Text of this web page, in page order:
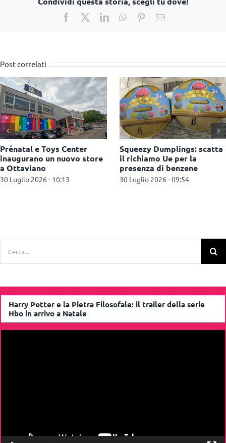
Facebook
X LinkedInWhatsApp
PinterestEmail
Post correlati
AliExpress: maxi multa da
550 milioni di euro per la
vendita di prodotti illegali
27 Luglio 2026 - 11:09
Kind + Jugend 2026, a
Colonia il settore baby
guarda al futuro
22 Luglio 2026 - 12:22
Harry Potter e la Pietra Filosofale: il trailer della serie
Hbo in arrivo a Natale